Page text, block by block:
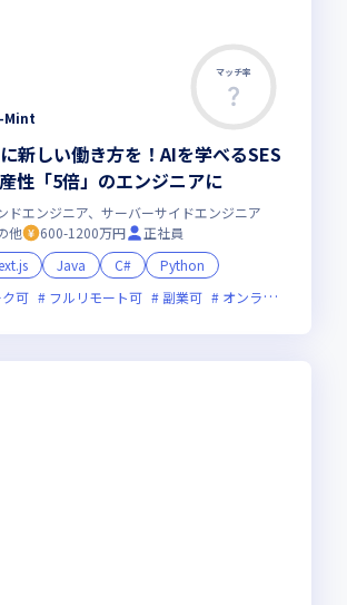
マッチ率
Mint
新しい働き方を！AIを学べるSES
性「5倍」のエンジニアに
ドエンジニア、サーバーサイドエンジニア
他
600-1200万円
正社員
Java C#
Python
可
フルリモート可 副業可 オンライン選考可